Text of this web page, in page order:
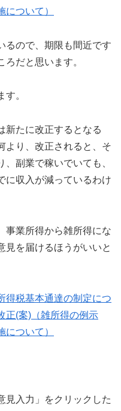
ついて）
るので、期限も間近です
だと思います。
。
新たに改正するとなる
より、改正されると、そ
副業で稼いでいても、
に収入が減っているわけ
事業所得から雑所得にな
見を届けるほうがいいと
得税基本通達の制定につ
正(案)（雑所得の例示
ついて）
見入力」をクリックした